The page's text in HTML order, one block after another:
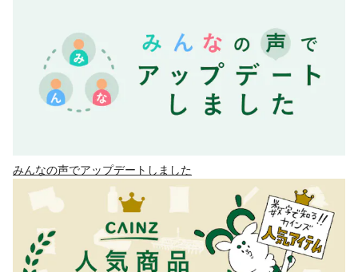
みんなの声でアップデートしました